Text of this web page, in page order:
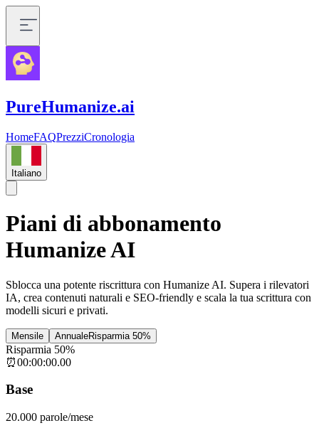
PureHumanize.ai
HomeFAQPrezziCronologia
Italiano
Piani di abbonamento
Humanize AI
Sblocca una potente riscrittura con Humanize AI. Supera i rilevatori
IA, crea contenuti naturali e SEO-friendly e scala la tua scrittura con
modelli sicuri e privati.
Mensile AnnualeRisparmia 50%
Risparmia 50%
⏰00:00:00.00
Base
20.000 parole/mese